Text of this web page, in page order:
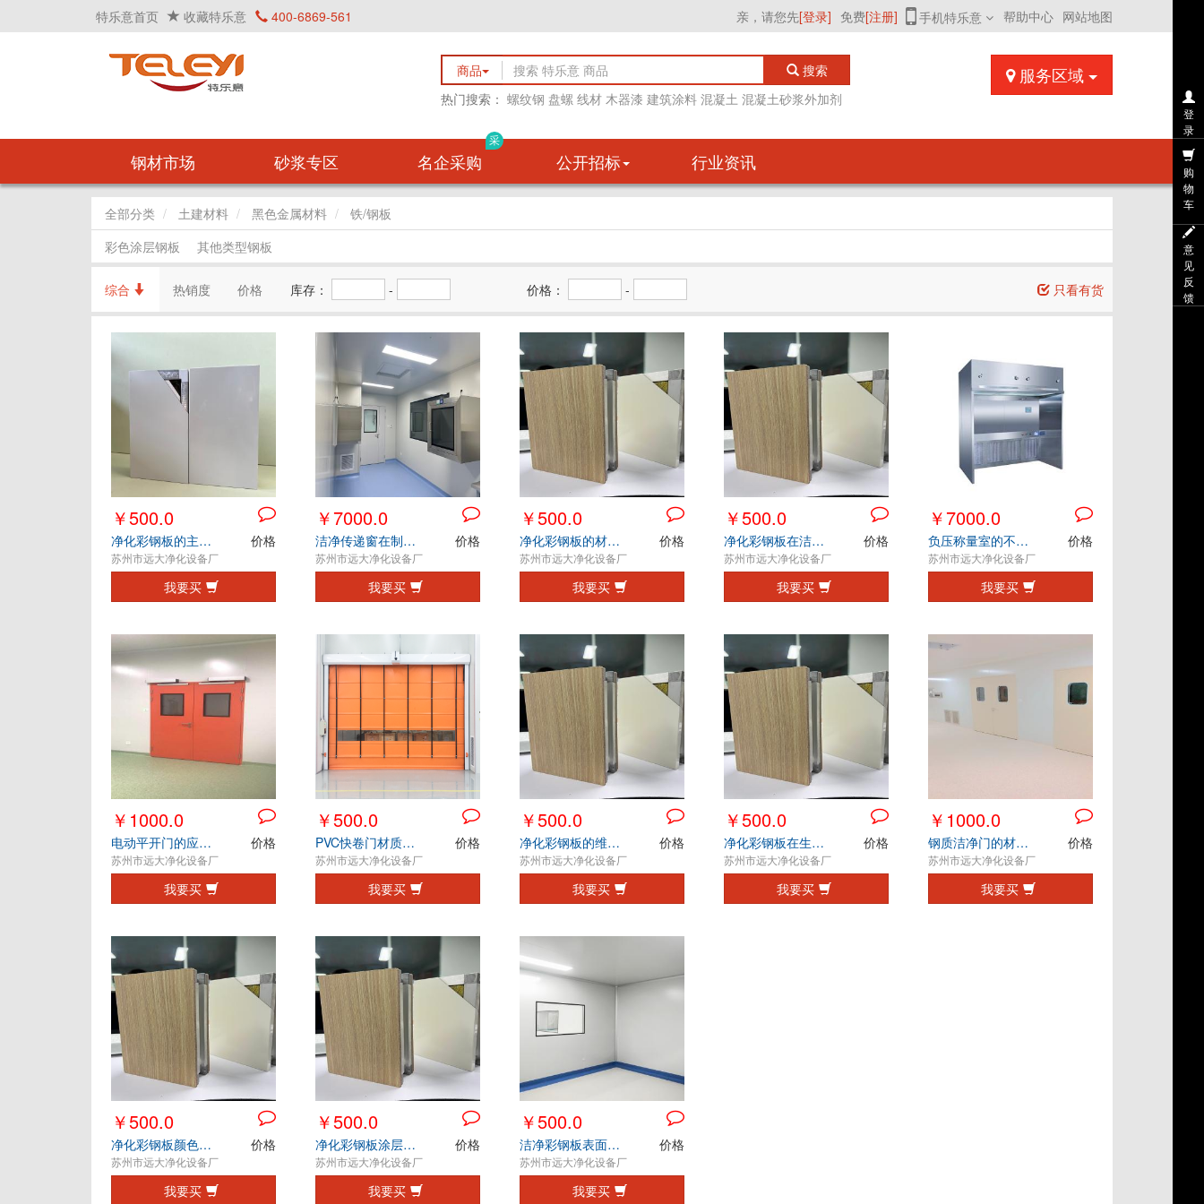
特乐意首页 收藏特乐意 400-6869-561 亲，请您先[登录] 免费[注册] 手机特乐意 帮助中心 网站地图
商品
搜索
热门搜索： 螺纹钢 盘螺 线材 木器漆 建筑涂料 混凝土 混凝土砂浆外加剂
服务区域
钢材市场 砂浆专区 名企采购
采
公开招标 行业资讯
全部分类 土建材料 黑色金属材料
铁/钢板
彩色涂层钢板
其他类型钢板
综合 热销度 价格 库存： - 价格： - 只看有货
￥500.0
净化彩钢板的主要特点分析 价格
苏州市远大净化设备厂
我要买
￥7000.0
洁净传递窗在制药行业中的应用与优势 价格
苏州市远大净化设备厂
我要买
￥500.0
净化彩钢板的材质特点 价格
苏州市远大净化设备厂
我要买
￥500.0
净化彩钢板在洁净行业的应用优势 价格
苏州市远大净化设备厂
我要买
￥7000.0
负压称量室的不锈钢材质特点 价格
苏州市远大净化设备厂
我要买
￥1000.0
电动平开门的应用环境和主要优势 价格
苏州市远大净化设备厂
我要买
￥500.0
PVC快卷门材质特点与优势 价格
苏州市远大净化设备厂
我要买
￥500.0
净化彩钢板的维护保养 价格
苏州市远大净化设备厂
我要买
￥500.0
净化彩钢板在生物工程领域中的优势 价格
苏州市远大净化设备厂
我要买
￥1000.0
钢质洁净门的材质特点 价格
苏州市远大净化设备厂
我要买
￥500.0
净化彩钢板颜色搭配与视觉协调 价格
苏州市远大净化设备厂
我要买
￥500.0
净化彩钢板涂层老化的常见表现 价格
苏州市远大净化设备厂
我要买
￥500.0
洁净彩钢板表面光洁度与洁净性能 价格
苏州市远大净化设备厂
我要买
登
录
购
物
车
意
见
反
馈